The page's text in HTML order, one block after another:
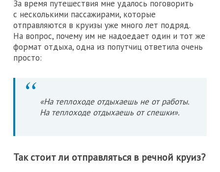
За время путешествия мне удалось поговорить
с несколькими пассажирами, которые
отправляются в круизы уже много лет подряд.
На вопрос, почему им не надоедает один и тот же
формат отдыха, одна из попутчиц ответила очень
просто:
«На теплоходе отдыхаешь не от работы.
На теплоходе отдыхаешь от спешки».
Так стоит ли отправляться в речной круиз?